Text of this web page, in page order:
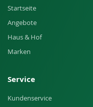
Startseite
Angebote
Haus & Hof
Marken
Service
Kundenservice